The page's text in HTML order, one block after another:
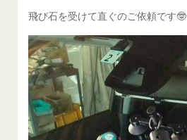
飛び石を受けて直ぐのご依頼です🤓